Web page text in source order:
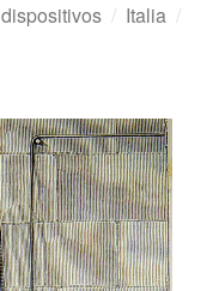
dispositivos / Italia /